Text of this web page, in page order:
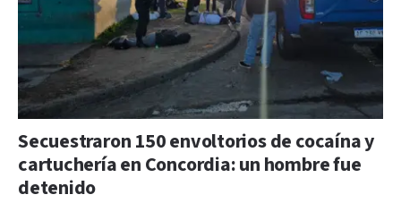
Secuestraron 150 envoltorios de cocaína y
cartuchería en Concordia: un hombre fue
detenido